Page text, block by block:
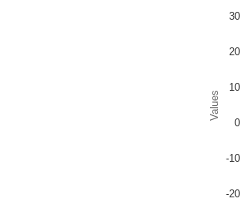
The
Values
-20
-10
0
10
20
30